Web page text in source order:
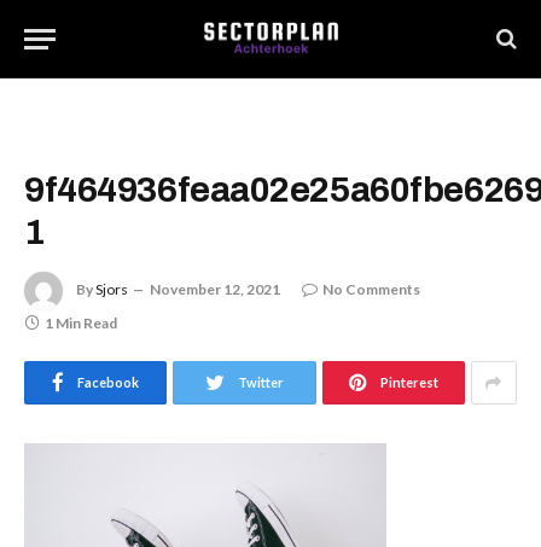
1
BySjors November 12, 2021
No Comments
1 Min Read
Facebook Twitter Pinterest